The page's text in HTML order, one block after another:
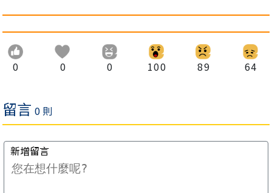
0 0 0 100 89 64